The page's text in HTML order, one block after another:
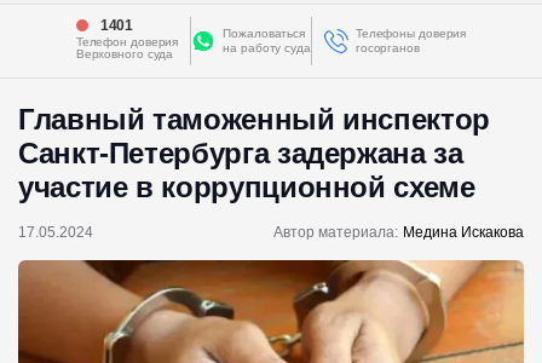
1401
Телефон доверия
Верховного суда
Пожаловаться
на работу суда
Телефоны доверия
госорганов
Главный таможенный инспектор
Санкт-Петербурга задержана за
участие в коррупционной схеме
17.05.2024 Автор материала: Медина Искакова